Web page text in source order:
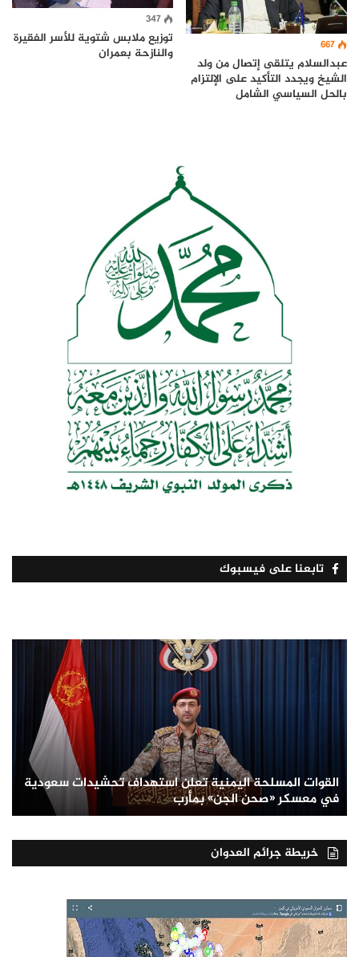
667
عبدالسلام يتلقى إتصال من ولد
الشيخ ويجدد التأكيد على الإلتزام
بالحل السياسي الشامل
347
توزيع ملابس شتوية للأسر الفقيرة
والنازحة بعمران
تابعنا على فيسبوك
القوات المسلحة اليمنية تعلن استهداف تحشيدات سعودية
في معسكر «صحن الجن» بمأرب
خريطة جرائم العدوان